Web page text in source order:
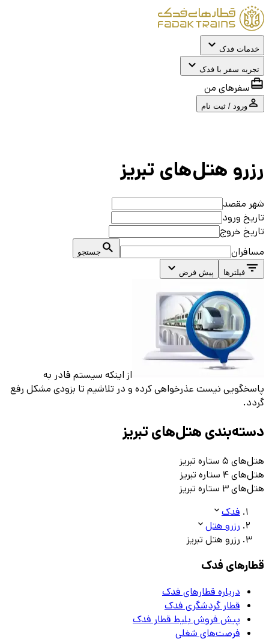
خدمات فدک
تجربه سفر با فدک
سفرهای من
ورود / ثبت نام
رزرو هتل‌های تبريز
شهر مقصد
تاریخ ورود
تاریخ خروج
مسافران
جستجو
فیلترها پیش فرض
از اینکه سیستم قادر به
پاسخگویی نیست عذرخواهی کرده و در تلاشیم تا بزودی مشکل رفع
گردد.
دسته‌بندی هتل‌های تبريز
هتل‌های ۵ ستاره
تبريز
هتل‌های ۴ ستاره
تبريز
هتل‌های ۳ ستاره
تبريز
فدک
رزرو هتل
رزرو هتل تبريز
قطارهای فدک
درباره قطارهای فدک
قطار گردشگری فدک
پیش فروش بلیط قطار فدک
فرصت‌های شغلی